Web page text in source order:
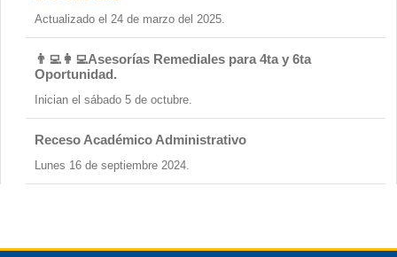
Actualizado el 24 de marzo del 2025.
👨‍💻👩‍💻Asesorías Remediales para 4ta y 6ta
Oportunidad.
Inician el sábado 5 de octubre.
Receso Académico Administrativo
Lunes 16 de septiembre 2024.